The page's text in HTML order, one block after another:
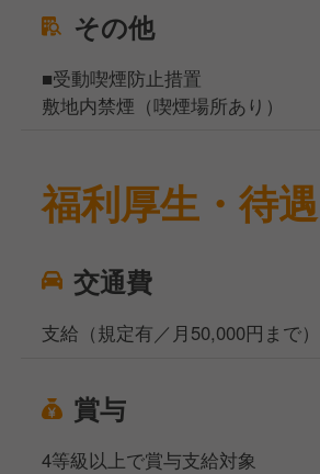
その他
■受動喫煙防止措置
敷地内禁煙（喫煙場所あり）
福利厚生・待遇
交通費
支給（規定有／月50,000円まで）
賞与
4等級以上で賞与支給対象